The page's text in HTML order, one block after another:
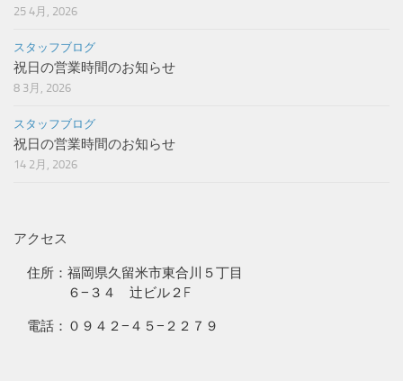
25 4月, 2026
スタッフブログ
祝日の営業時間のお知らせ
8 3月, 2026
スタッフブログ
祝日の営業時間のお知らせ
14 2月, 2026
アクセス
住所：福岡県久留米市東合川５丁目
６−３４ 辻ビル２F
電話：０９４２−４５−２２７９